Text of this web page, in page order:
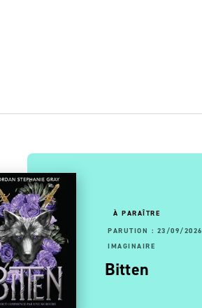
PAGES: 13/05/2026
le maître des
- Tome 7, La …
À PARAÎTRE
PARUTION : 23/09/2026
IMAGINAIRE
Bitten